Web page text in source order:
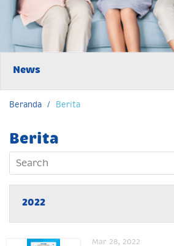
News
Beranda / Berita
Berita
2022
Mar 28, 2022